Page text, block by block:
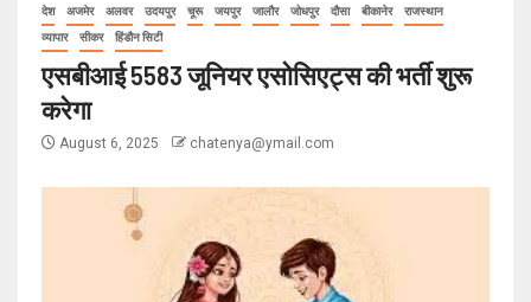
देश अजमेर अलवर उदयपुर चूरू जयपुर जालौर जोधपुर दौसा बीकानेर
राजस्थान
व्यापार
सीकर हिंडौन सिटी
एसबीआई 5583 जूनियर एसोसिएट्स की भर्ती शुरू
करेगा
August 6, 2025 chatenya@ymail.com